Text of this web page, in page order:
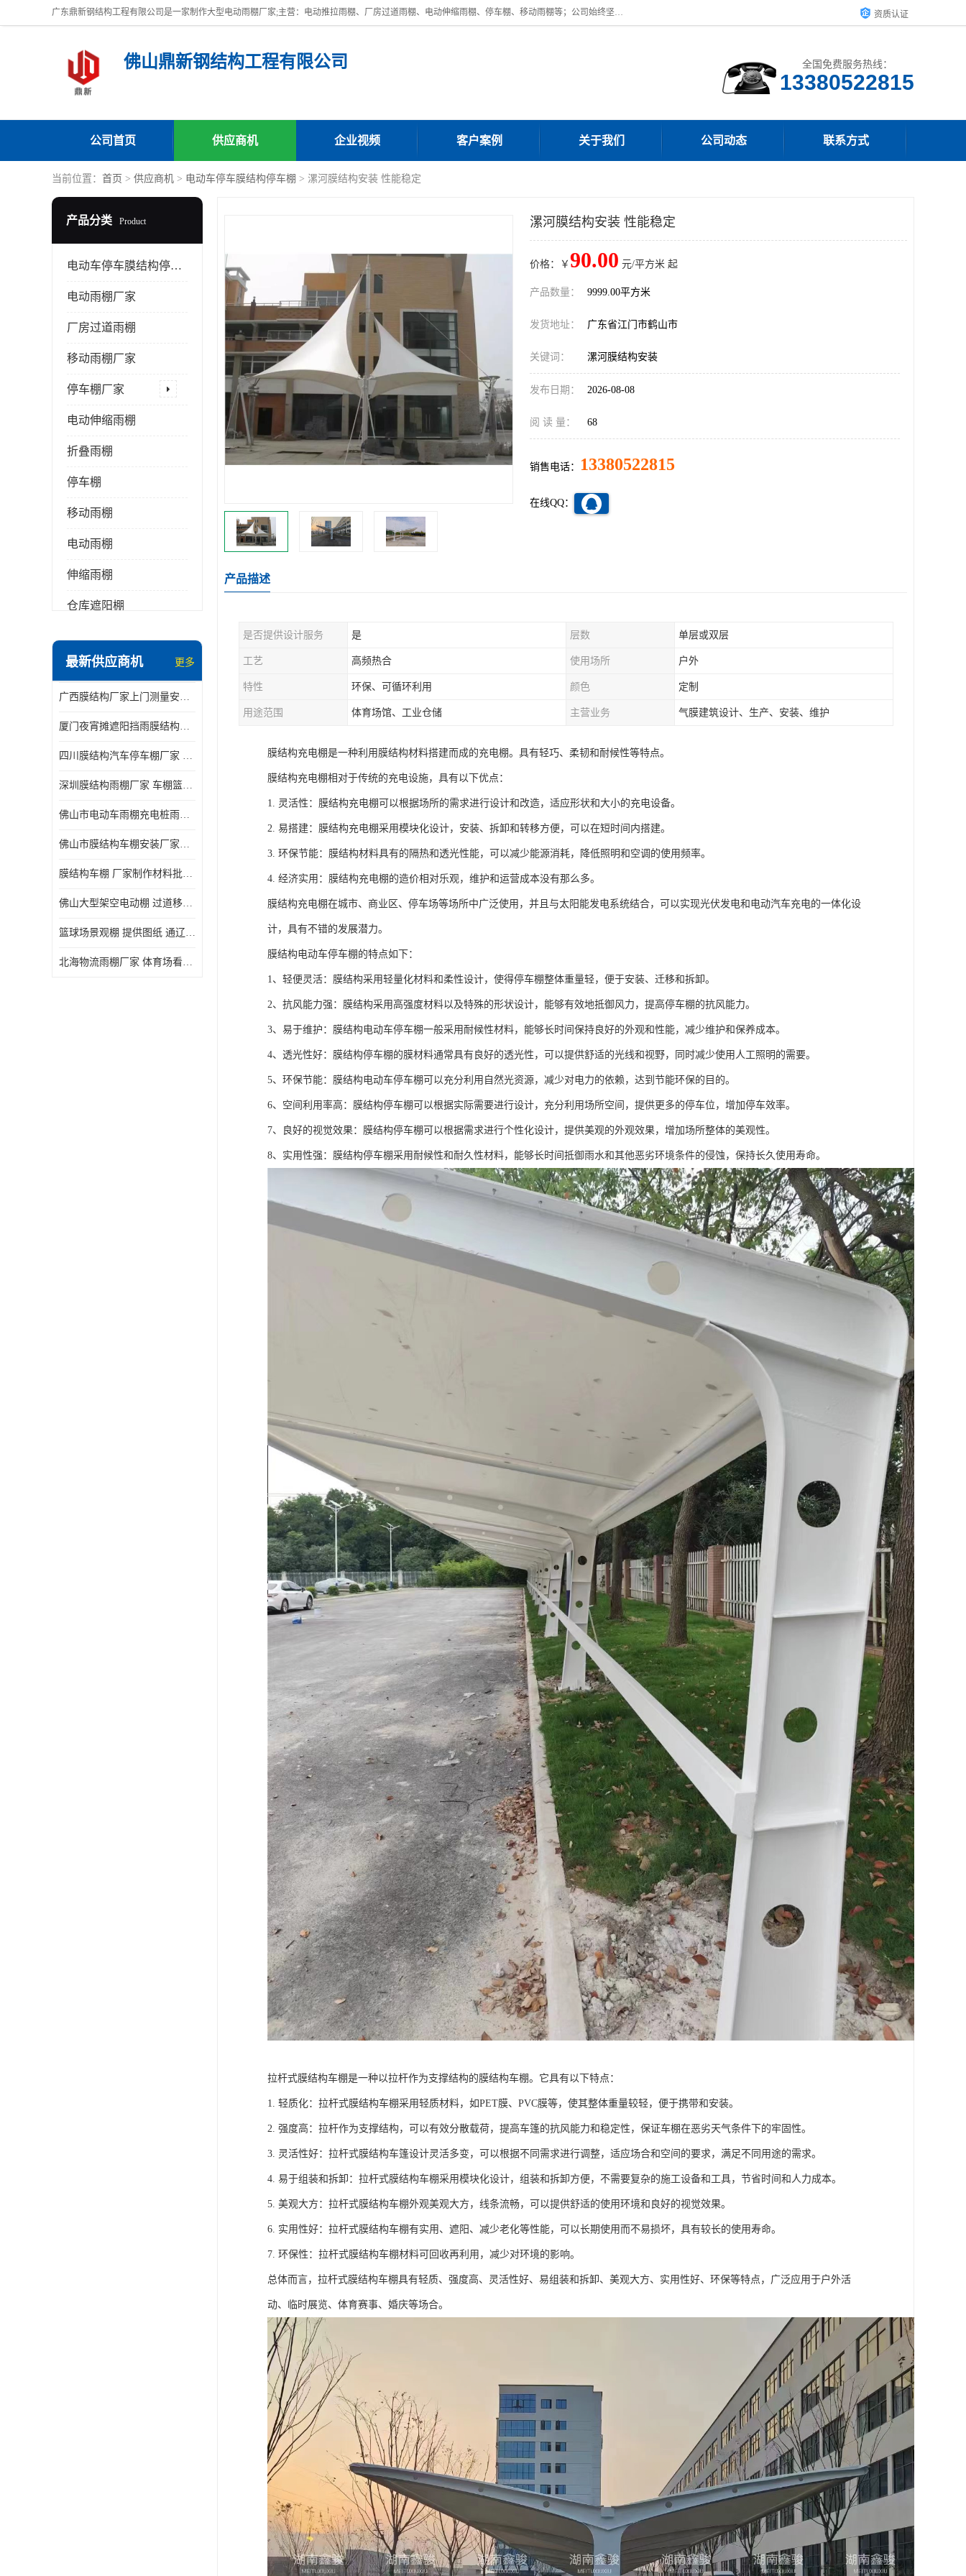
广东鼎新钢结构工程有限公司是一家制作大型电动雨棚厂家;主营：电动推拉雨棚、厂房过道雨棚、电动伸缩雨棚、停车棚、移动雨棚等；公司始终坚持结构创新,品质优越,美观形象,且售后服务好。公司充分吸纳当今休闲用品的前端技术和风格,为您带来质价相宜,时尚典雅的各种户外用品, 资质认证
佛山鼎新钢结构工程有限公司 全国免费服务热线：
13380522815
公司首页 供应商机 企业视频 客户案例 关于我们 公司动态 联系方式
当前位置： 首页 > 供应商机 > 电动车停车膜结构停车棚 > 漯河膜结构安装 性能稳定
产品分类 Product
电动车停车膜结构停车棚
电动雨棚厂家
厂房过道雨棚
移动雨棚厂家
停车棚厂家
电动伸缩雨棚
折叠雨棚
停车棚
移动雨棚
电动雨棚
伸缩雨棚
仓库遮阳棚
电动推拉雨棚
膜结构停景观棚
最新供应商机 更多
广西膜结构厂家上门测量安装发货，厂家发货没有差价
厦门夜宵摊遮阳挡雨膜结构雨棚设计 上门测量 款式多
四川膜结构汽车停车棚厂家 款式多 提供报价
深圳膜结构雨棚厂家 车棚篮球场体育看台 规格多样
佛山市电动车雨棚充电桩雨棚小区电动车棚
佛山市膜结构车棚安装厂家发货安装
膜结构车棚 厂家制作材料批发安装一体式工厂
佛山大型架空电动棚 过道移动雨蓬 屋轨道悬空棚免费测量
篮球场景观棚 提供图纸 通辽膜结构厂家
北海物流雨棚厂家 体育场看台雨棚 价格优惠
漯河膜结构安装 性能稳定
价格：￥ 90.00 元/平方米 起
产品数量： 9999.00平方米
发货地址： 广东省江门市鹤山市
关键词： 漯河膜结构安装
发布日期： 2026-08-08
阅 读 量： 68
销售电话： 13380522815
在线QQ：
产品描述
是否提供设计服务 是 层数 单层或双层
工艺 高频热合 使用场所 户外
特性 环保、可循环利用 颜色 定制
用途范围 体育场馆、工业仓储 主营业务 气膜建筑设计、生产、安装、维护
膜结构充电棚是一种利用膜结构材料搭建而成的充电棚。具有轻巧、柔韧和耐候性等特点。
膜结构充电棚相对于传统的充电设施，具有以下优点：
1. 灵活性：膜结构充电棚可以根据场所的需求进行设计和改造，适应形状和大小的充电设备。
2. 易搭建：膜结构充电棚采用模块化设计，安装、拆卸和转移方便，可以在短时间内搭建。
3. 环保节能：膜结构材料具有的隔热和透光性能，可以减少能源消耗，降低照明和空调的使用频率。
4. 经济实用：膜结构充电棚的造价相对乐观，维护和运营成本没有那么多。
膜结构充电棚在城市、商业区、停车场等场所中广泛使用，并且与太阳能发电系统结合，可以实现光伏发电和电动汽车充电的一体化设
计，具有不错的发展潜力。
膜结构电动车停车棚的特点如下：
1、轻便灵活：膜结构采用轻量化材料和柔性设计，使得停车棚整体重量轻，便于安装、迁移和拆卸。
2、抗风能力强：膜结构采用高强度材料以及特殊的形状设计，能够有效地抵御风力，提高停车棚的抗风能力。
3、易于维护：膜结构电动车停车棚一般采用耐候性材料，能够长时间保持良好的外观和性能，减少维护和保养成本。
4、透光性好：膜结构停车棚的膜材料通常具有良好的透光性，可以提供舒适的光线和视野，同时减少使用人工照明的需要。
5、环保节能：膜结构电动车停车棚可以充分利用自然光资源，减少对电力的依赖，达到节能环保的目的。
6、空间利用率高：膜结构停车棚可以根据实际需要进行设计，充分利用场所空间，提供更多的停车位，增加停车效率。
7、良好的视觉效果：膜结构停车棚可以根据需求进行个性化设计，提供美观的外观效果，增加场所整体的美观性。
8、实用性强：膜结构停车棚采用耐候性和耐久性材料，能够长时间抵御雨水和其他恶劣环境条件的侵蚀，保持长久使用寿命。
拉杆式膜结构车棚是一种以拉杆作为支撑结构的膜结构车棚。它具有以下特点：
1. 轻质化：拉杆式膜结构车棚采用轻质材料，如PET膜、PVC膜等，使其整体重量较轻，便于携带和安装。
2. 强度高：拉杆作为支撑结构，可以有效分散载荷，提高车篷的抗风能力和稳定性，保证车棚在恶劣天气条件下的牢固性。
3. 灵活性好：拉杆式膜结构车篷设计灵活多变，可以根据不同需求进行调整，适应场合和空间的要求，满足不同用途的需求。
4. 易于组装和拆卸：拉杆式膜结构车棚采用模块化设计，组装和拆卸方便，不需要复杂的施工设备和工具，节省时间和人力成本。
5. 美观大方：拉杆式膜结构车棚外观美观大方，线条流畅，可以提供舒适的使用环境和良好的视觉效果。
6. 实用性好：拉杆式膜结构车棚有实用、遮阳、减少老化等性能，可以长期使用而不易损坏，具有较长的使用寿命。
7. 环保性：拉杆式膜结构车棚材料可回收再利用，减少对环境的影响。
总体而言，拉杆式膜结构车棚具有轻质、强度高、灵活性好、易组装和拆卸、美观大方、实用性好、环保等特点，广泛应用于户外活
动、临时展览、体育赛事、婚庆等场合。